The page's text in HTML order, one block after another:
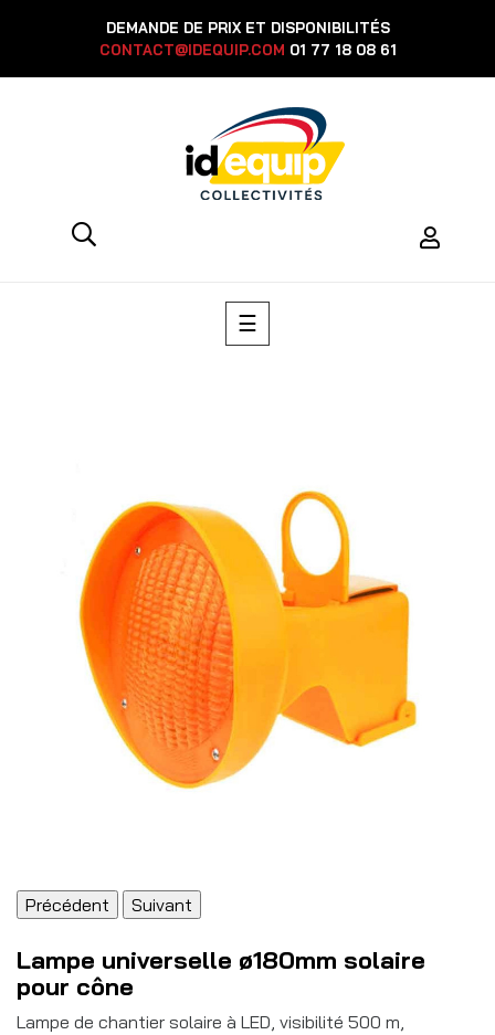
DEMANDE DE PRIX ET DISPONIBILITÉS
CONTACT@IDEQUIP.COM 01 77 18 08 61
Basculer
la
☰
Précédent Suivant
Lampe universelle ø180mm solaire
pour cône
Lampe de chantier solaire à LED, visibilité 500 m,